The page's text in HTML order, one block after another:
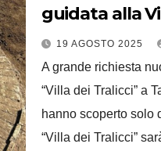
guidata alla
Tarquinia
19 AGOSTO 2025
A grande richiesta
“Villa dei Tralicci” a
hanno scoperto solo
“Villa dei Tralicci”